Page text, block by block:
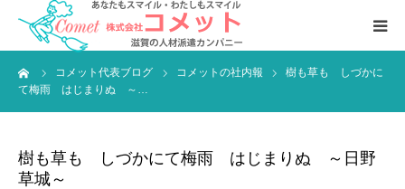
コメット代表ブログ コメットの社内報
樹も草も しづかに
て梅雨 はじまりぬ ～…
樹も草も しづかにて梅雨 はじまりぬ ～日野
草城～
お仕事をおさがしの方へ
会社案内